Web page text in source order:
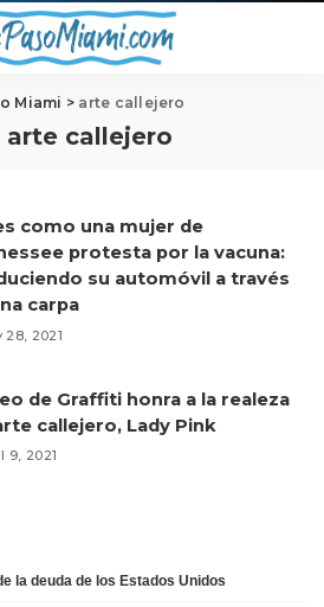
Miami > arte callejero
arte callejero
como una mujer de
protesta por la vacuna:
su automóvil a través
carpa
28, 2021
de Graffiti honra a la realeza
callejero, Lady Pink
9, 2021
la deuda de los Estados Unidos